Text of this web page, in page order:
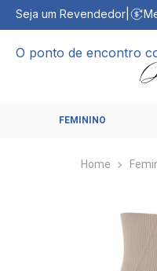
Seja um Revendedor
O ponto de encontro
FEMININO